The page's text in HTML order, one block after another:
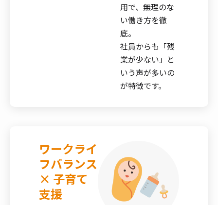
用で、無理のな
い働き方を徹
底。
社員からも「残
業が少ない」と
いう声が多いの
が特徴です。
ワークライ
フバランス
× 子育て
支援